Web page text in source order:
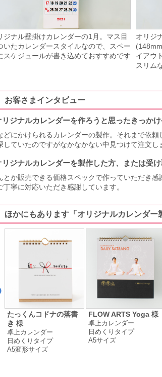
ジナル壁掛けカレンダーの1月。マス目
いたカレンダースタイルなので、スペー
スケジュールが書き込めておすすめです
オリジ
イアウ
スリム
お客さまインタビュー
リジナルカレンダーを作ろうと思ったきっか
どにかけられるカレンダーの製作。それまで依
していたのですがなかなかない中見つけて注文し
リジナルカレンダーを製作した方、または受
とか販売できる価格スペックで作っていただき
丁寧に対応いただき感謝しています。
ほかにもあります「オリジナルカレンダー
たっくんコドナの落書
き 様
卓上カレンダー
日めくりタイプ
A5変形サイズ
FLOW ARTS Yoga 様
卓上カレンダー
日めくりタイプ
A5サイズ